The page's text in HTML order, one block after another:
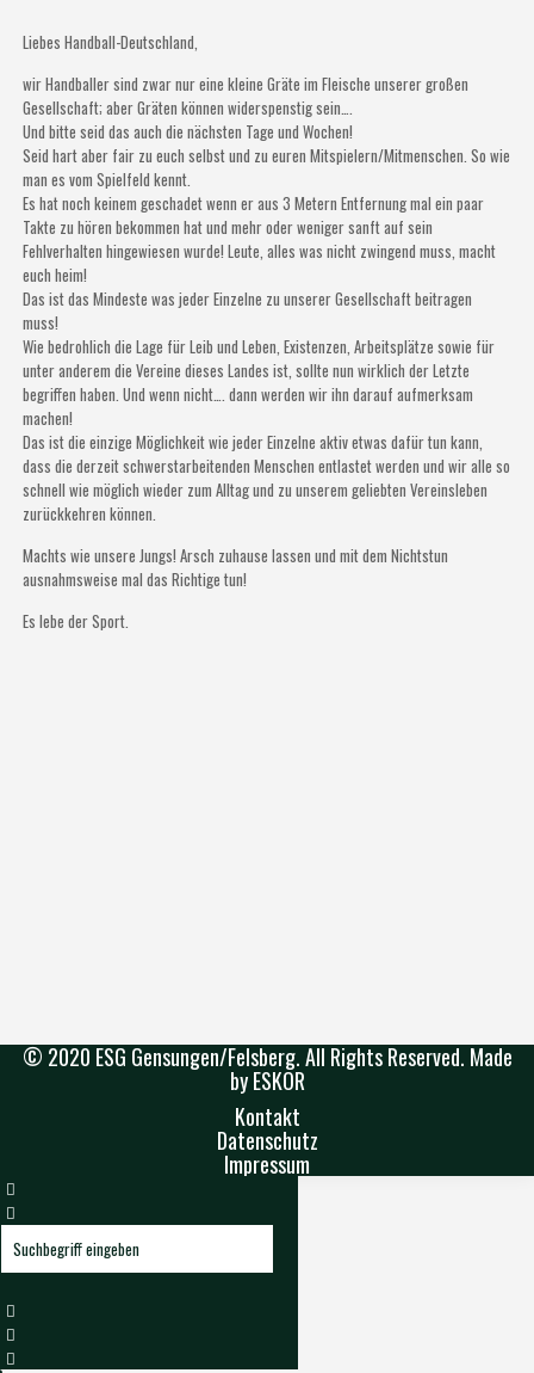
Liebes Handball-Deutschland,
wir Handballer sind zwar nur eine kleine Gräte im Fleische unserer großen
Gesellschaft; aber Gräten können widerspenstig sein….
Und bitte seid das auch die nächsten Tage und Wochen!
Seid hart aber fair zu euch selbst und zu euren Mitspielern/Mitmenschen. So wie
man es vom Spielfeld kennt.
Es hat noch keinem geschadet wenn er aus 3 Metern Entfernung mal ein paar
Takte zu hören bekommen hat und mehr oder weniger sanft auf sein
Fehlverhalten hingewiesen wurde! Leute, alles was nicht zwingend muss, macht
euch heim!
Das ist das Mindeste was jeder Einzelne zu unserer Gesellschaft beitragen
muss!
Wie bedrohlich die Lage für Leib und Leben, Existenzen, Arbeitsplätze sowie für
unter anderem die Vereine dieses Landes ist, sollte nun wirklich der Letzte
begriffen haben. Und wenn nicht…. dann werden wir ihn darauf aufmerksam
machen!
Das ist die einzige Möglichkeit wie jeder Einzelne aktiv etwas dafür tun kann,
dass die derzeit schwerstarbeitenden Menschen entlastet werden und wir alle so
schnell wie möglich wieder zum Alltag und zu unserem geliebten Vereinsleben
zurückkehren können.
Machts wie unsere Jungs! Arsch zuhause lassen und mit dem Nichtstun
ausnahmsweise mal das Richtige tun!
Es lebe der Sport.
© 2020 ESG Gensungen/Felsberg. All Rights Reserved. Made
by ESKOR
Kontakt
Datenschutz
Impressum